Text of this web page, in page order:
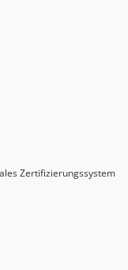
Zertifizierungssystem